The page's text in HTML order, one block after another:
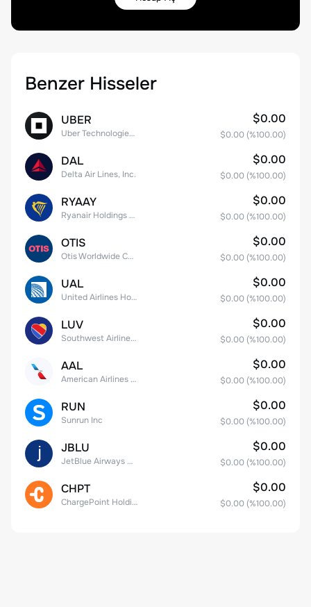
Benzer Hisseler
UBER
Uber Technologies, Inc.
$0.00
$0.00 (%100.00)
DAL
Delta Air Lines, Inc.
$0.00
$0.00 (%100.00)
RYAAY
Ryanair Holdings plc American Depositary Shares
$0.00
$0.00 (%100.00)
OTIS
Otis Worldwide Corporation
$0.00
$0.00 (%100.00)
UAL
United Airlines Holdings, Inc. Common Stock
$0.00
$0.00 (%100.00)
LUV
Southwest Airlines Co.
$0.00
$0.00 (%100.00)
AAL
American Airlines Group Inc.
$0.00
$0.00 (%100.00)
RUN
Sunrun Inc
$0.00
$0.00 (%100.00)
JBLU
JetBlue Airways Corp
$0.00
$0.00 (%100.00)
CHPT
ChargePoint Holdings, Inc.
$0.00
$0.00 (%100.00)